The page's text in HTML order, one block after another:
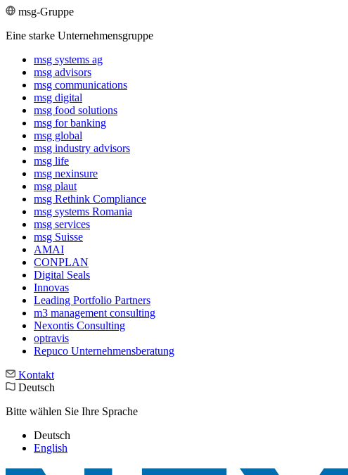
msg-Gruppe
Eine starke Unternehmensgruppe
msg systems ag
msg advisors
msg commu­ni­ca­tions
msg digital
msg food solutions
msg for banking
msg global
msg industry advisors
msg life
msg nexinsure
msg plaut
msg Rethink Compli­ance
msg systems Romania
msg services
msg Suisse
AMAI
CONPLAN
Digital Seals
Innovas
Leading Port­folio Partners
m3 manage­ment consul­ting
Nexontis Consulting
optravis
Repuco Unternehmensberatung
Kontakt
Deutsch
Bitte wählen Sie Ihre Sprache
Deutsch
English